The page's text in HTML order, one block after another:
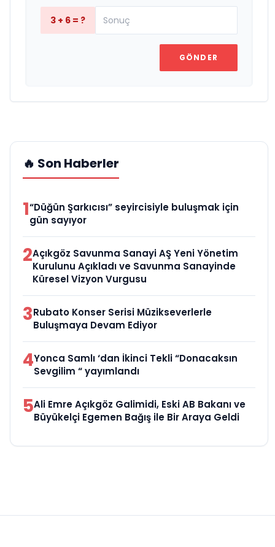
3 + 6 = ?
GÖNDER
🔥 Son Haberler
1“Düğün Şarkıcısı” seyircisiyle buluşmak için
gün sayıyor
2Açıkgöz Savunma Sanayi AŞ Yeni Yönetim
Kurulunu Açıkladı ve Savunma Sanayinde
Küresel Vizyon Vurgusu
3Rubato Konser Serisi Müzikseverlerle
Buluşmaya Devam Ediyor
4Yonca Samlı ‘dan İkinci Tekli “Donacaksın
Sevgilim “ yayımlandı
5Ali Emre Açıkgöz Galimidi, Eski AB Bakanı ve
Büyükelçi Egemen Bağış ile Bir Araya Geldi